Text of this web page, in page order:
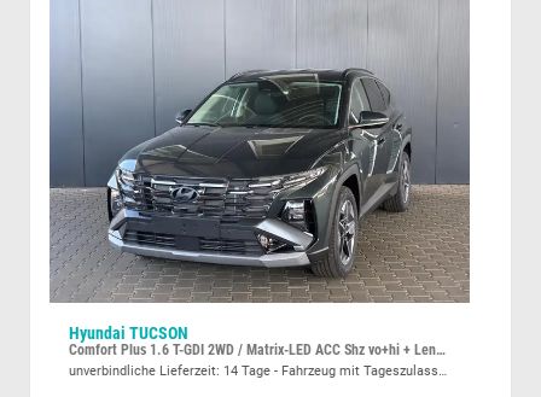
Hyundai TUCSON
Comfort Plus 1.6 T-GDI 2WD / Matrix-LED ACC Shz vo+hi + Lenkradheizung Elek. Heck Alu 18"
unverbindliche Lieferzeit: 14 Tage Fahrzeug mit Tageszulassung